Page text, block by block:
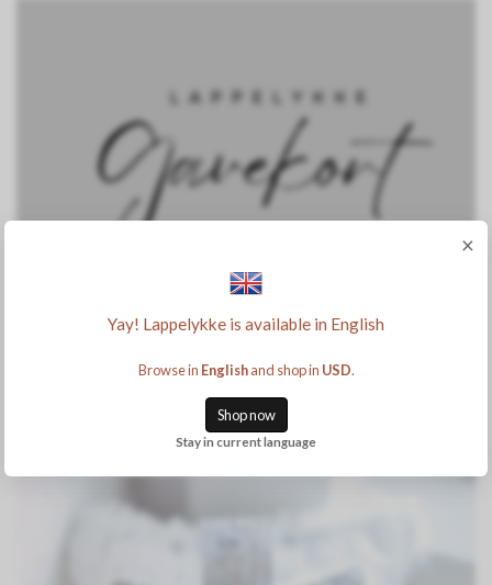
×
Yay! Lappelykke is available in English
Browse in Englishand shop in USD.
Shop now
Stay in current language